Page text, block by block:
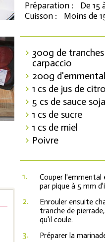
Préparation :
De 15
Cuisson :
Moins de
300g de
carpaccio
200g d'emmental
1 cs de jus de
5 cs de sauce soja
1 cs de sucre
1 cs de miel
Poivre
1.
Couper l'emmental
par pique à 5 mm
2.
Enrouler ensuite
tranche de
qu'il coule.
3. Préparer la
Coupons de réduction
Saveurs de l'Année